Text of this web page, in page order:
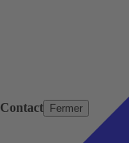
Contact Fermer